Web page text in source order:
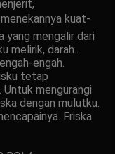
kuat-
yang mengalir dari
melirik, darah..
engah.
tetap
mengurangi
dengan mulutku.
Friska